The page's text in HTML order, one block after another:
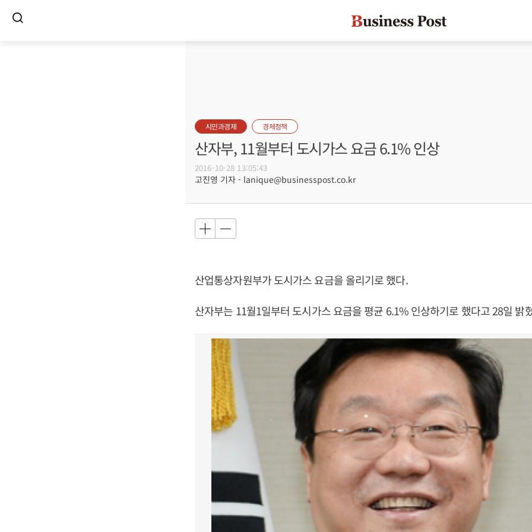
시민과경제 경제정책
산자부, 11월부터 도시가스 요금 6.1% 인상
2016-10-28 13:05:43
고진영 기자 - lanique@businesspost.co.kr
산업통상자원부가 도시가스 요금을 올리기로 했다.
산자부는 11월1일부터 도시가스 요금을 평균 6.1% 인상하기로 했다고 28일 밝